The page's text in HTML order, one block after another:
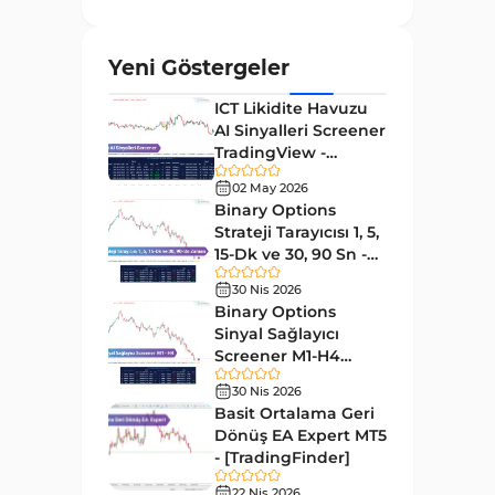
Göstergeleri
Forward Piyasası MT4
Göstergeleri
Döngüler MT4 Göstergeleri
Arz ve Talep MT4 Göstergeleri
Kırılma MT4 Göstergeleri 95
Likidite MT4 Göstergeleri
Day Trading MT4 Göstergeleri
Eğitimsel MT4 Göstergeleri
Volatilite MT4 Göstergeleri 83
Tersine MT4 Göstergeleri 498
Yeni Göstergeler
ICT Likidite Havuzu
AI Sinyalleri Screener
TradingView -
[TradingFinder]
Ücretsiz
02 May 2026
Binary Options
Strateji Tarayıcısı 1, 5,
15-Dk ve 30, 90 Sn -
[TradingFinder]
30 Nis 2026
Binary Options
Sinyal Sağlayıcı
Screener M1-H4
TradingView -
[TradingFinder]
30 Nis 2026
Basit Ortalama Geri
Dönüş EA Expert MT5
- [TradingFinder]